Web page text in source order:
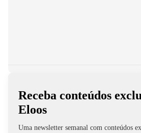
Receba conteúdos
Eloos
Uma newsletter semanal com conteúdos